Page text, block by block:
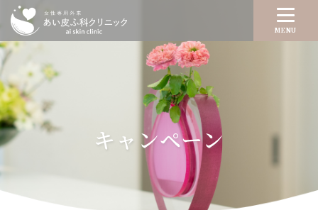
MENU
キャンペーン